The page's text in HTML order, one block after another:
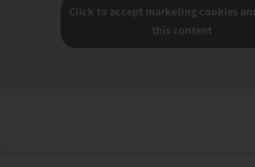
Click to accept marketing cookies
this content